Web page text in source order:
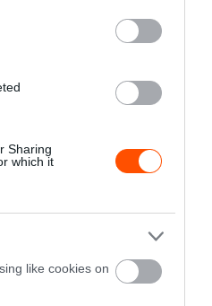
Sharing
which it
like cookies on
a
a